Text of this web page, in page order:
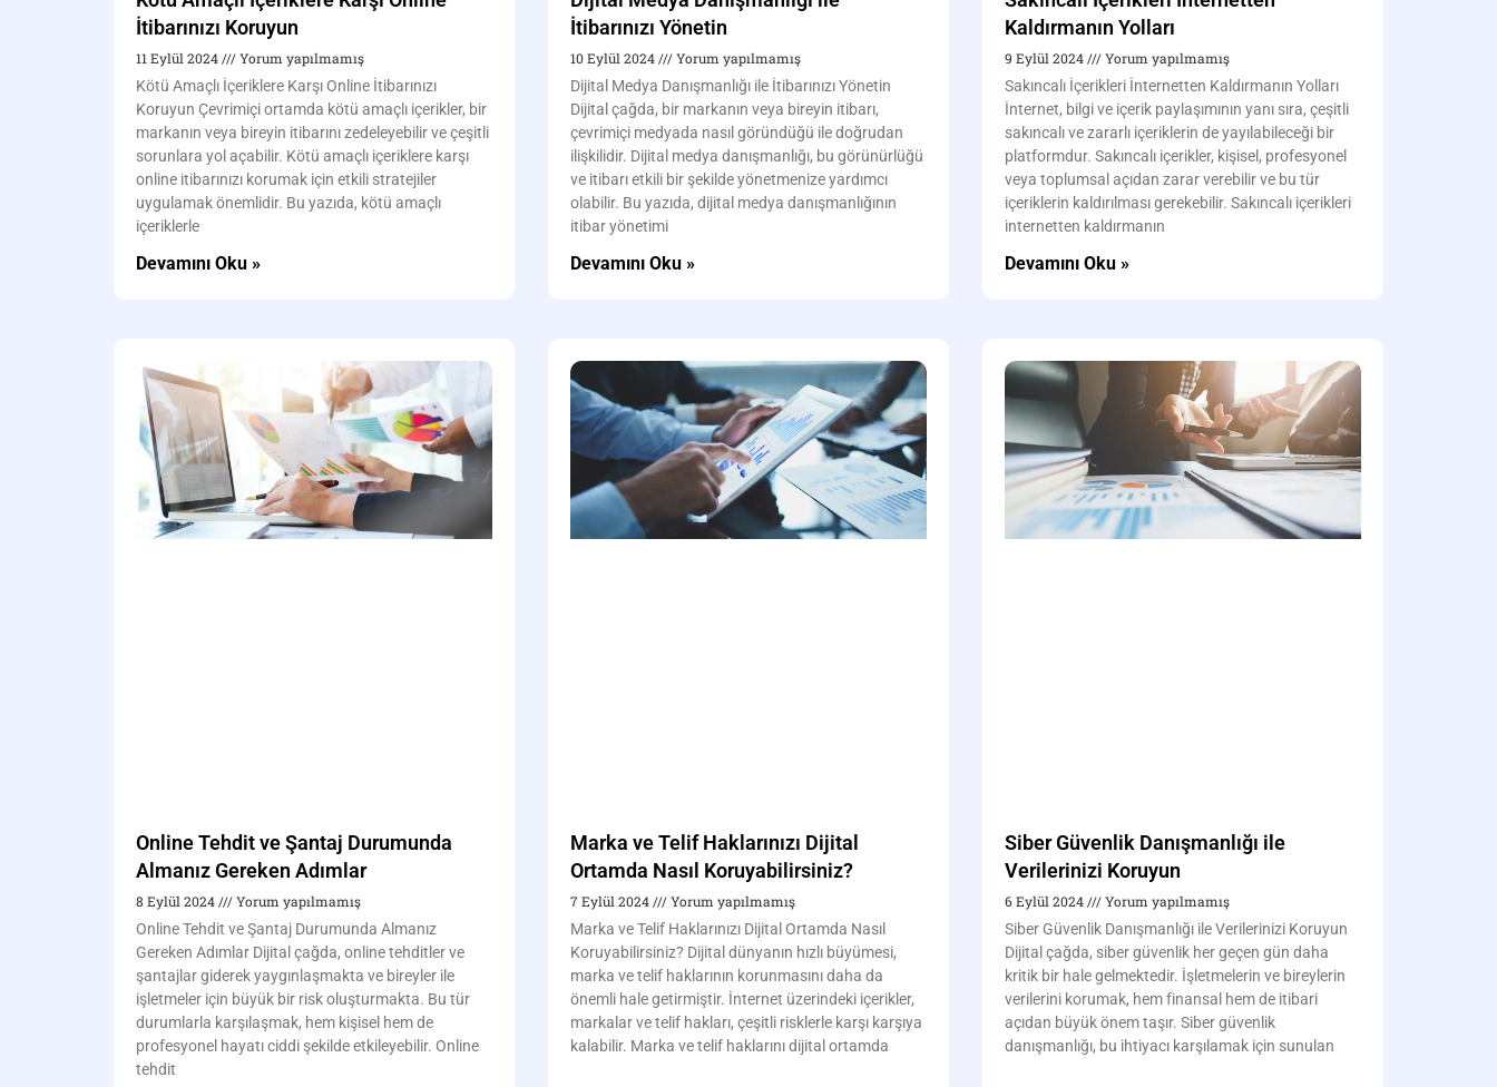
İtibarınızı Koruyun
11 Eylül 2024
Yorum yapılmamış
Kötü Amaçlı İçeriklere Karşı Online İtibarınızı
Koruyun Çevrimiçi ortamda kötü amaçlı içerikler, bir
markanın veya bireyin itibarını zedeleyebilir ve çeşitli
sorunlara yol açabilir. Kötü amaçlı içeriklere karşı
online itibarınızı korumak için etkili stratejiler
uygulamak önemlidir. Bu yazıda, kötü amaçlı
içeriklerle
Devamını Oku »
İtibarınızı Yönetin
10 Eylül 2024
Yorum yapılmamış
Dijital Medya Danışmanlığı ile İtibarınızı Yönetin
Dijital çağda, bir markanın veya bireyin itibarı,
çevrimiçi medyada nasıl göründüğü ile doğrudan
ilişkilidir. Dijital medya danışmanlığı, bu görünürlüğü
ve itibarı etkili bir şekilde yönetmenize yardımcı
olabilir. Bu yazıda, dijital medya danışmanlığının
itibar yönetimi
Devamını Oku »
Kaldırmanın Yolları
9 Eylül 2024
Yorum yapılmamış
Sakıncalı İçerikleri İnternetten Kaldırmanın Yolları
İnternet, bilgi ve içerik paylaşımının yanı sıra, çeşitli
sakıncalı ve zararlı içeriklerin de yayılabileceği bir
platformdur. Sakıncalı içerikler, kişisel, profesyonel
veya toplumsal açıdan zarar verebilir ve bu tür
içeriklerin kaldırılması gerekebilir. Sakıncalı içerikleri
internetten kaldırmanın
Devamını Oku »
Online Tehdit ve Şantaj Durumunda
Almanız Gereken Adımlar
8 Eylül 2024
Yorum yapılmamış
Online Tehdit ve Şantaj Durumunda Almanız
Gereken Adımlar Dijital çağda, online tehditler ve
şantajlar giderek yaygınlaşmakta ve bireyler ile
işletmeler için büyük bir risk oluşturmakta. Bu tür
durumlarla karşılaşmak, hem kişisel hem de
profesyonel hayatı ciddi şekilde etkileyebilir. Online
tehdit
Marka ve Telif Haklarınızı Dijital
Ortamda Nasıl Koruyabilirsiniz?
7 Eylül 2024
Yorum yapılmamış
Marka ve Telif Haklarınızı Dijital Ortamda Nasıl
Koruyabilirsiniz? Dijital dünyanın hızlı büyümesi,
marka ve telif haklarının korunmasını daha da
önemli hale getirmiştir. İnternet üzerindeki içerikler,
markalar ve telif hakları, çeşitli risklerle karşı karşıya
kalabilir. Marka ve telif haklarını dijital ortamda
Siber Güvenlik Danışmanlığı ile
Verilerinizi Koruyun
6 Eylül 2024
Yorum yapılmamış
Siber Güvenlik Danışmanlığı ile Verilerinizi Koruyun
Dijital çağda, siber güvenlik her geçen gün daha
kritik bir hale gelmektedir. İşletmelerin ve bireylerin
verilerini korumak, hem finansal hem de itibari
açıdan büyük önem taşır. Siber güvenlik
danışmanlığı, bu ihtiyacı karşılamak için sunulan